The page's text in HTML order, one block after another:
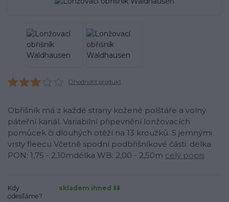
Ohodnotit produkt
Obřišník má z každé strany kožené polštáře a volný
páteřní kanál. Variabilní připevnění lonžovacích
pomůcek či dlouhých otěží na 13 kroužků. S jemnými
vrsty fleecu Včetně spodní podbřišníkové části. délka
PON: 1,75 - 2,10mdélka WB: 2,00 - 2,50m celý popis
Kdy
odesíláme?
skladem ihned ⬇️⬇️